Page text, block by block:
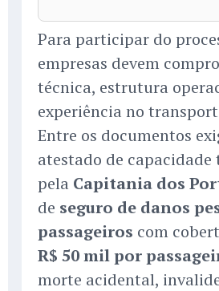
Para participar do
empresas devem
técnica, estrutura
experiência no
Entre os documentos
atestado de
pela Capitania dos
de seguro de danos
passageiros com
R$ 50 mil por
morte acidental,